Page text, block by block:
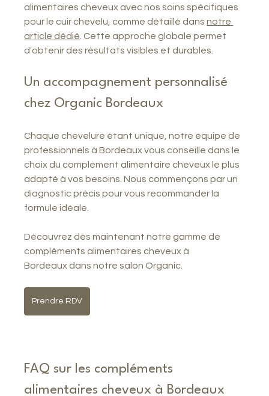
alimentaires cheveux avec nos soins spécifiques
pour le cuir chevelu, comme détaillé dans notre
article dédié . Cette approche globale permet
d'obtenir des résultats visibles et durables.
Un accompagnement personnalisé
chez Organic Bordeaux
Chaque chevelure étant unique, notre équipe de
professionnels à Bordeaux vous conseille dans le
choix du complément alimentaire cheveux le plus
adapté à vos besoins. Nous commençons par un
diagnostic précis pour vous recommander la
formule idéale.
Découvrez dès maintenant notre gamme de
compléments alimentaires cheveux à
Bordeaux dans notre salon Organic.
Prendre RDV
FAQ sur les compléments
alimentaires cheveux à Bordeaux